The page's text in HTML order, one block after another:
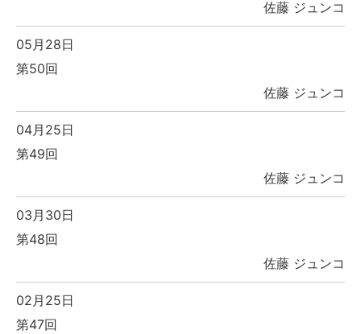
佐藤 ジュンコ
05月28日
第50回
佐藤 ジュンコ
04月25日
第49回
佐藤 ジュンコ
03月30日
第48回
佐藤 ジュンコ
02月25日
第47回